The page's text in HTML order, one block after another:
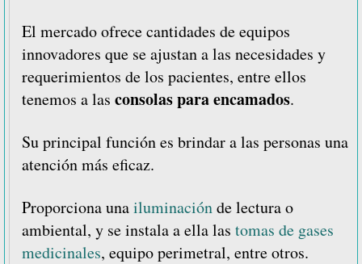
El mercado ofrece cantidades de equipos
innovadores que se ajustan a las necesidades y
requerimientos de los pacientes, entre ellos
tenemos a las consolas para encamados.
Su principal función es brindar a las personas una
atención más eficaz.
Proporciona unailuminaciónde lectura o
ambiental, y se instala a ella las tomas de gases
medicinales, equipo perimetral, entre otros.